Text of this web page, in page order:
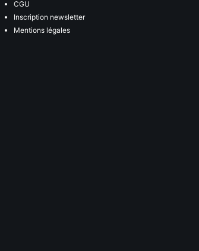
CGU
Inscription newsletter
Mentions légales